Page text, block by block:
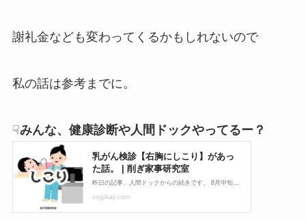
謝礼金なども変わってくるかもしれないので
私の話は参考までに。
☟みんな、健康診断や人間ドックやってるー？